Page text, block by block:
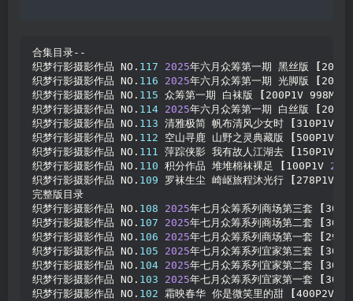
合集目录--
织梦行影摄影作品 NO. 117 2025年六月众筹第一期 黑丝版
织梦行影摄影作品 NO. 116 2025年六月众筹第一期 光脚版
织梦行影摄影作品 NO. 115 众筹第一期 白袜版 200P1V 998MB
织梦行影摄影作品 NO. 114 2025年六月众筹第一期 白丝版
织梦行影摄影作品 NO. 113 清雅极简 帆布清风少女时 310P1V
织梦行影摄影作品 NO. 112 空山寻鹿 山野之灵典藏版 500P1V
织梦行影摄影作品 NO. 111 萍踪侠影 我有故人江湖去 150P1V
织梦行影摄影作品 NO. 110 积分作品 堆堆棉袜裸足 100P1V
织梦行影摄影作品 NO. 109 罗袜生尘 崎岖旅程沐光行 278P1V
完整版目录
织梦行影摄影作品 NO. 108 2025年七月众筹系列商场第三套
织梦行影摄影作品 NO. 107 2025年七月众筹系列商场第二套
织梦行影摄影作品 NO. 106 2025年七月众筹系列商场第一套
织梦行影摄影作品 NO. 105 2025年七月众筹系列宜家第三套
织梦行影摄影作品 NO. 104 2025年七月众筹系列宜家第二套
织梦行影摄影作品 NO. 103 2025年七月众筹系列宜家第一套
织梦行影摄影作品 NO. 102 霜映春华 你是微笑里的甜 400P2V